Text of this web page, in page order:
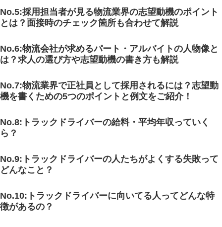
No.5:採用担当者が見る物流業界の志望動機のポイント
とは？面接時のチェック箇所も合わせて解説
No.6:物流会社が求めるパート・アルバイトの人物像と
は？求人の選び方や志望動機の書き方も解説
No.7:物流業界で正社員として採用されるには？志望動
機を書くための5つのポイントと例文をご紹介！
No.8:トラックドライバーの給料・平均年収っていく
ら？
No.9:トラックドライバーの人たちがよくする失敗って
どんなこと？
No.10:トラックドライバーに向いてる人ってどんな特
徴があるの？